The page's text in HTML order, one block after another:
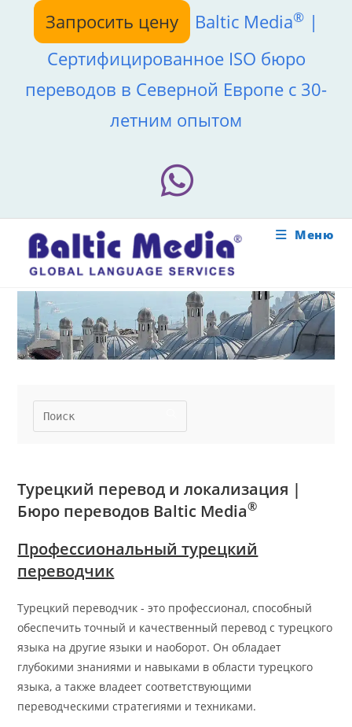
Перейти
содержимому
Запросить цену Baltic Media® |
Сертифицированное ISO бюро
переводов в Северной Европе с 30-
летним опытом
Меню
Турецкий перевод и локализация |
Бюро переводов Baltic Media®
Профессиональный турецкий
переводчик
Турецкий переводчик - это профессионал, способный
обеспечить точный и качественный перевод с турецкого
языка на другие языки и наоборот. Он обладает
глубокими знаниями и навыками в области турецкого
языка, а также владеет соответствующими
переводческими стратегиями и техниками.